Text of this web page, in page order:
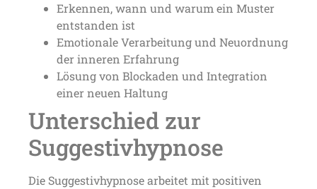
Erkennen, wann und warum ein Muster
entstanden ist
Emotionale Verarbeitung und Neuordnung
der inneren Erfahrung
Lösung von Blockaden und Integration
einer neuen Haltung
Unterschied zur
Suggestivhypnose
Die Suggestivhypnose arbeitet mit positiven